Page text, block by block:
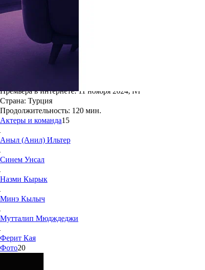
Премьера в интернете:11 ноября 2024, ivi
Страна: Турция
Продолжительность: 120 мин.
Актеры и команда15
Аныл (Анил) Ильтер
Синем Унсал
Назми Кырык
Минэ Кылыч
Мутталип Мюдждеджи
Ферит Кая
Фото20